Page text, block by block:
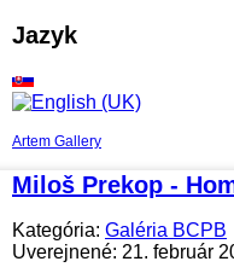
Jazyk
Artem Gallery
Miloš Prekop -
Kategória: Galéria BCPB
Uverejnené: 21. február